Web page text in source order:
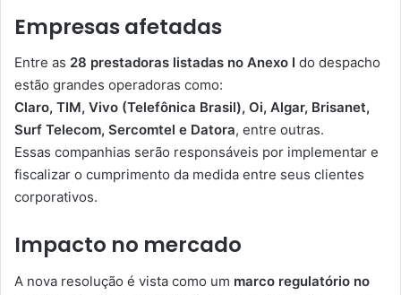
Empresas afetadas
Entre as 28 prestadoras listadas no Anexo I do despacho
estão grandes operadoras como:
Claro, TIM, Vivo (Telefônica Brasil), Oi, Algar, Brisanet,
Surf Telecom, Sercomtel e Datora, entre outras.
Essas companhias serão responsáveis por implementar e
fiscalizar o cumprimento da medida entre seus clientes
corporativos.
Impacto no mercado
A nova resolução é vista como um marco regulatório no